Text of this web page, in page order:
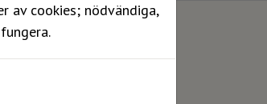
av cookies; nödvändiga,